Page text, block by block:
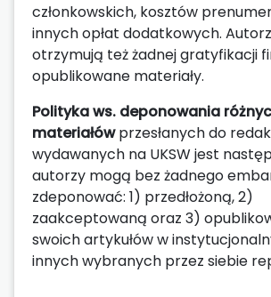
członkowskich, kosztów
innych opłat dodatkowych.
otrzymują też żadnej gratyfikacji
opublikowane materiały.
Polityka ws. deponowania
materiałówprzesłanych do
wydawanych na UKSW jest
autorzy mogą bez żadnego
zdeponować: 1) przedłożoną, 2)
zaakceptowaną oraz 3)
swoich artykułów w
innych wybranych przez siebie